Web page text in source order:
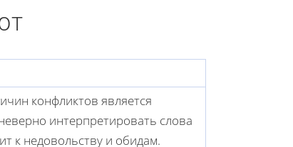
конфликтов является
интерпретировать слова
к недовольству и обидам.